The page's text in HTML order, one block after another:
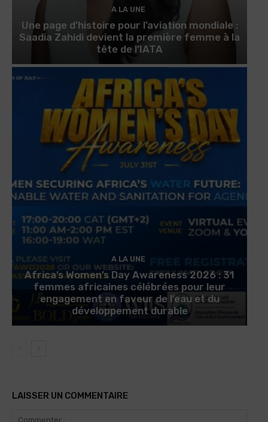
A LA UNE
Une page d’histoire pour l’aviation mondiale :
Saadia Zahidi devient la première femme à la
tête de l’IATA
A LA UNE
Africa’s Women’s Day Awareness 2026 : 31
femmes africaines célébrées pour leur
engagement en faveur de l’eau et du
développement durable
LAISSER UN COMMENTAIRE